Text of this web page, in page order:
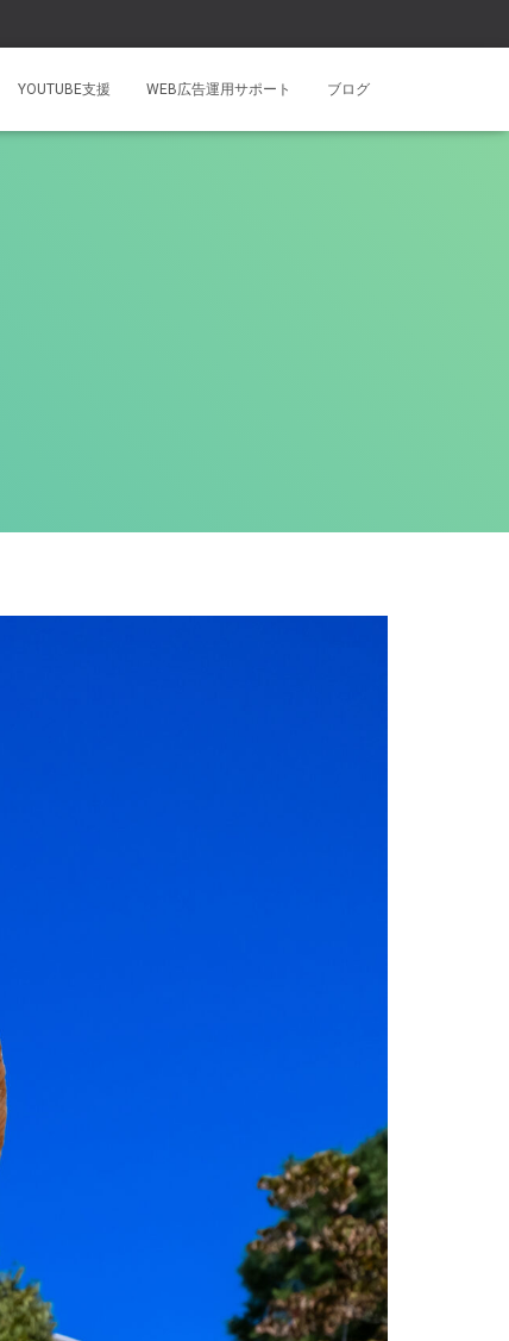
YOUTUBE支援 WEB広告運用サポート ブログ